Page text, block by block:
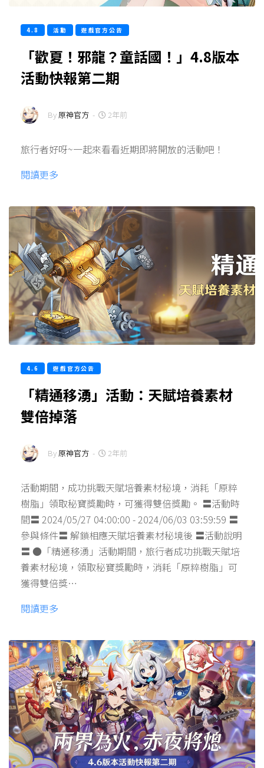
4.8 活動 遊戲官方公告
「歡夏！邪龍？童話國！」4.8版本
活動快報第二期
By原神官方 - 2年前
旅行者好呀~一起來看看近期即將開放的活動吧！
閱讀更多
4.6 遊戲官方公告
「精通移湧」活動：天賦培養素材
雙倍掉落
By原神官方 - 2年前
活動期間，成功挑戰天賦培養素材秘境，消耗「原粹
樹脂」領取秘寶獎勵時，可獲得雙倍獎勵。 〓活動時
間〓 2024/05/27 04:00:00 - 2024/06/03 03:59:59 〓
參與條件〓 解鎖相應天賦培養素材秘境後 〓活動說明
〓 ●「精通移湧」活動期間，旅行者成功挑戰天賦培
養素材秘境，領取秘寶獎勵時，消耗「原粹樹脂」可
獲得雙倍獎…
閱讀更多